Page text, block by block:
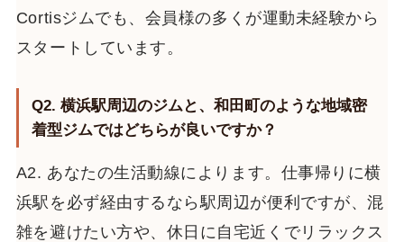
Cortisジムでも、会員様の多くが運動未経験から
スタートしています。
Q2. 横浜駅周辺のジムと、和田町のような地域密
着型ジムではどちらが良いですか？
A2. あなたの生活動線によります。仕事帰りに横
浜駅を必ず経由するなら駅周辺が便利ですが、混
雑を避けたい方や、休日に自宅近くでリラックス